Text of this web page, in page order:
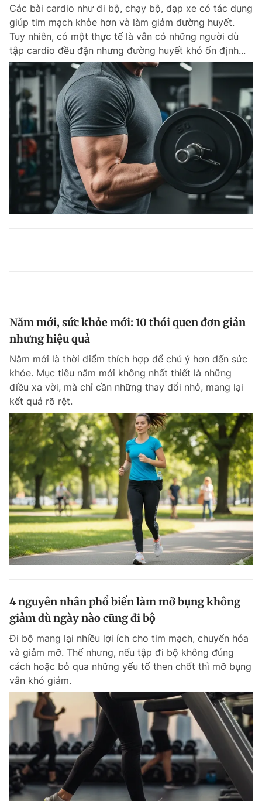
Các bài cardio như đi bộ, chạy bộ, đạp xe có tác dụng
giúp tim mạch khỏe hơn và làm giảm đường huyết.
Tuy nhiên, có một thực tế là vẫn có những người dù
tập cardio đều đặn nhưng đường huyết khó ổn định...
Năm mới, sức khỏe mới: 10 thói quen đơn giản
nhưng hiệu quả
Năm mới là thời điểm thích hợp để chú ý hơn đến sức
khỏe. Mục tiêu năm mới không nhất thiết là những
điều xa vời, mà chỉ cần những thay đổi nhỏ, mang lại
kết quả rõ rệt.
4 nguyên nhân phổ biến làm mỡ bụng không
giảm dù ngày nào cũng đi bộ
Đi bộ mang lại nhiều lợi ích cho tim mạch, chuyển hóa
và giảm mỡ. Thế nhưng, nếu tập đi bộ không đúng
cách hoặc bỏ qua những yếu tố then chốt thì mỡ bụng
vẫn khó giảm.